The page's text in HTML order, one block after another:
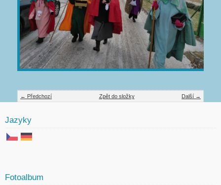
← Předchozí Další →
Zpět do složky
Jazyky
Fotoalbum